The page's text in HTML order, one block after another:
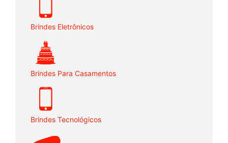
Brindes Eletrônicos
Brindes Para Casamentos
Brindes Tecnológicos